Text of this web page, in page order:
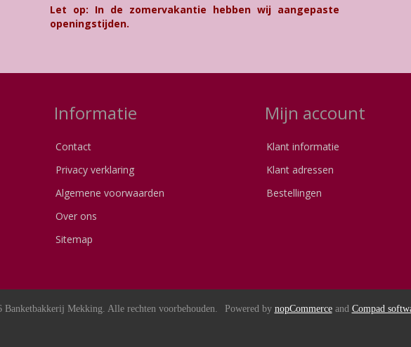
Let op: In de zomervakantie hebben wij aangepaste
openingstijden.
Informatie
Contact
Privacy verklaring
Algemene voorwaarden
Over ons
Sitemap
Mijn account
Klant informatie
Klant adressen
Bestellingen
Banketbakkerij Mekking. Alle rechten voorbehouden. Powered by nopCommerceand Compad